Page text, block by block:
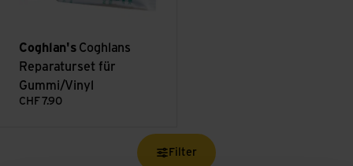
Coghlan's Coghlans
Reparaturset für
Gummi/Vinyl
CHF 7.90
Filter